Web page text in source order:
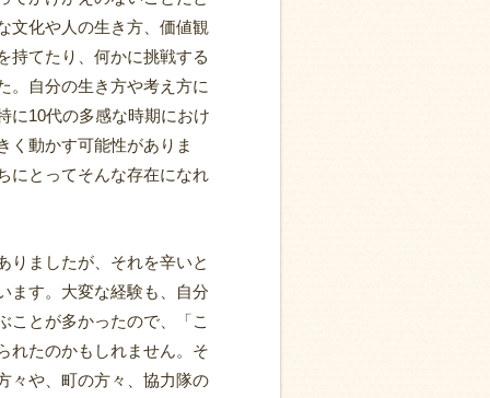
文化や人の生き方、価値観
持てたり、何かに挑戦する
。自分の生き方や考え方に
に10代の多感な時期におけ
く動かす可能性がありま
にとってそんな存在になれ
ましたが、それを辛いと
ます。大変な経験も、自分
ことが多かったので、「こ
れたのかもしれません。そ
々や、町の方々、協力隊の